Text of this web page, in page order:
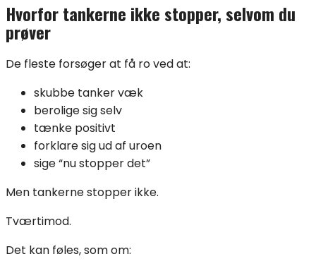
Hvorfor tankerne ikke stopper, selvom du
prøver
De fleste forsøger at få ro ved at:
skubbe tanker væk
berolige sig selv
tænke positivt
forklare sig ud af uroen
sige “nu stopper det”
Men tankerne stopper ikke.
Tværtimod.
Det kan føles, som om: